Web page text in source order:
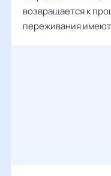
возвращается к
переживания